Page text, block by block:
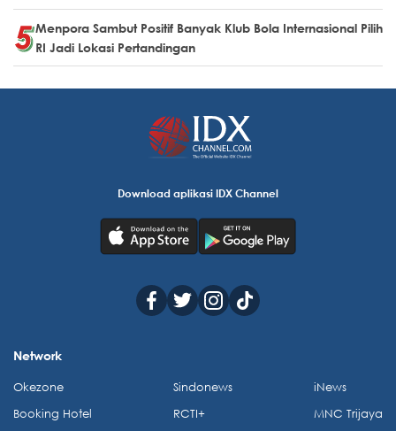
Menpora Sambut Positif Banyak Klub Bola Internasional Pilih
RI Jadi Lokasi Pertandingan
Download aplikasi IDX Channel
Network
Okezone
Booking Hotel
Sindonews
RCTI+
iNews
MNC Trijaya